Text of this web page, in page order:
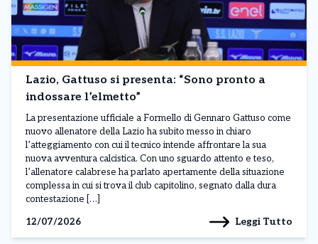
Lazio, Gattuso si presenta: “Sono pronto a
indossare l’elmetto”
La presentazione ufficiale a Formello di Gennaro Gattuso come
nuovo allenatore della Lazio ha subito messo in chiaro
l’atteggiamento con cui il tecnico intende affrontare la sua
nuova avventura calcistica. Con uno sguardo attento e teso,
l’allenatore calabrese ha parlato apertamente della situazione
complessa in cui si trova il club capitolino, segnato dalla dura
contestazione […]
12/07/2026
Leggi Tutto